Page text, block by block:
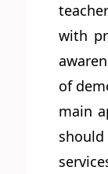
with
of
main